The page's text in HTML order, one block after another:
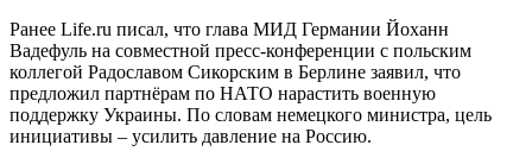
Ранее Life.ru писал, что глава МИД Германии Йоханн
Вадефуль на совместной пресс-конференции с польским
коллегой Радославом Сикорским в Берлине заявил, что
предложил партнёрам по НАТО нарастить военную
поддержку Украины. По словам немецкого министра, цель
инициативы – усилить давление на Россию.